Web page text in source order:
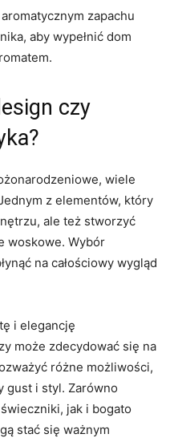
zapachu
⁣aby wypełnić dom
czy
wiele
z elementów, który
ale też stworzyć​
⁢woskowe. Wybór
na całościowy ⁤wygląd⁢
i elegancję
może‌ zdecydować ​się na
różne możliwości,
gust ⁢i styl. ⁤Zarówno⁢
jak​ i bogato
stać się ważnym